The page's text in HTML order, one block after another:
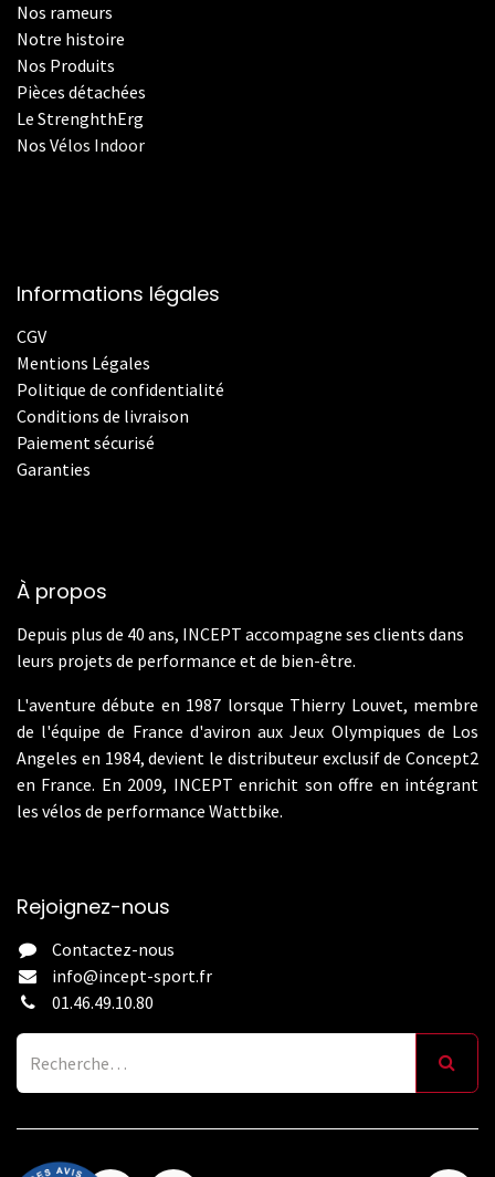
Nos rameurs
Notre histoire
Nos Produits
Pièces détachées
Le StrenghthErg
Nos Vélos Indoor
Informations légales
CGV
Mentions Légales
Politique de confidentialité
Conditions de livraison
Paiement sécurisé
Garanties
À propos
Depuis plus de 40 ans, INCEPT accompagne ses clients dans
leurs projets de performance et de bien-être.
L'aventure débute en 1987 lorsque Thierry Louvet, membre
de l'équipe de France d'aviron aux Jeux Olympiques de Los
Angeles en 1984, devient le distributeur exclusif de Concept2
en France. En 2009, INCEPT enrichit son offre en intégrant
les vélos de performance Wattbike.
Rejoignez-nous
Contactez-nous
info@incept-sport.fr
01.46.49.10.80